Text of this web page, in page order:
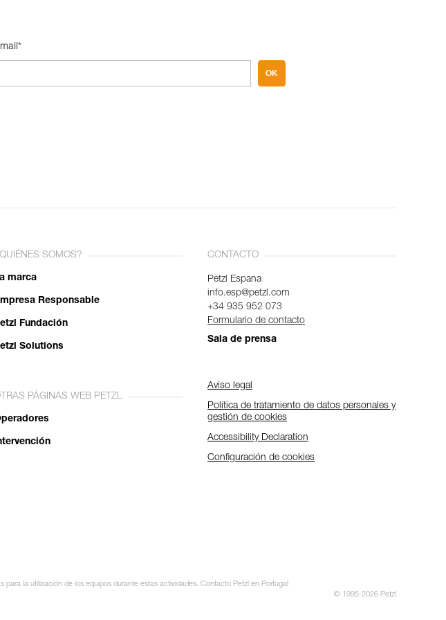
OK
SOMOS?
marca
Responsable
Fundación
Solutions
PÁGINAS WEB PETZL
CONTACTO
Petzl Espana
info.esp@petzl.com
+34 935 952 073
Formulario de contacto
Sala de prensa
Aviso legal
Política de tratamiento de datos personales y
gestión de cookies
Accessibility Declaration
Configuración de cookies
la utilización de los equipos durante estas actividades. Contacto Petzl en Portugal
© 1995-2026 Petzl